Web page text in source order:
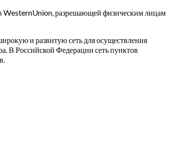
WesternUnion, разрешающей физическим лицам
и развитую сеть для осуществления
В Российской Федерации сеть пунктов